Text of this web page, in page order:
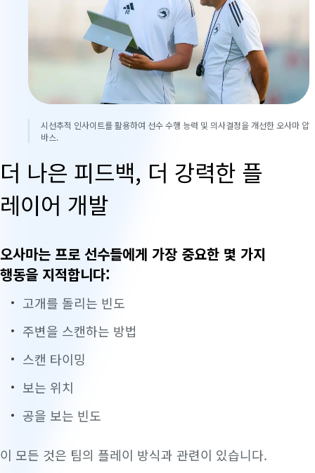
시선추적 인사이트를 활용하여 선수 수행 능력 및 의사결정을 개선한 오사마 압
바스.
더 나은 피드백, 더 강력한 플
레이어 개발
오사마는 프로 선수들에게 가장 중요한 몇 가지
행동을 지적합니다:
고개를 돌리는 빈도
주변을 스캔하는 방법
스캔 타이밍
보는 위치
공을 보는 빈도
이 모든 것은 팀의 플레이 방식과 관련이 있습니다.